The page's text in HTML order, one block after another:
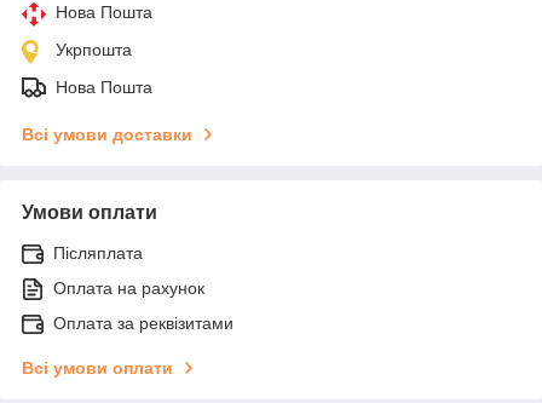
Нова Пошта
Укрпошта
Нова Пошта
Всі умови доставки
Умови оплати
Післяплата
Оплата на рахунок
Оплата за реквізитами
Всі умови оплати